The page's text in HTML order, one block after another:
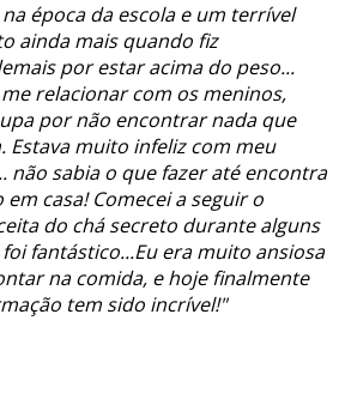
época da escola e um terrível
ainda mais quando fiz
por estar acima do peso...
relacionar com os meninos,
por não encontrar nada que
Estava muito infeliz com meu
não sabia o que fazer até encontra
casa! Comecei a seguir o
do chá secreto durante alguns
fantástico...Eu era muito ansiosa
na comida, e hoje finalmente
tem sido incrível!"